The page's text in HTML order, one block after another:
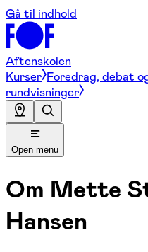
Gå til indhold
Aftenskolen
Kurser Foredrag, debat
rundvisninger
Open menu
Om Mette
Hansen